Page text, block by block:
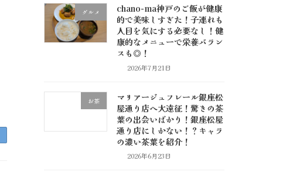
グルメ
chano-ma神戸のご飯が健康
的で美味しすぎた！子連れも
人目を気にする必要なし！健
康的なメニューで栄養バラン
スも◎！
2026年7月21日
お茶
マリアージュフレール銀座松
屋通り店へ大遠征！驚きの茶
葉の出会いばかり！銀座松屋
通り店にしかない！？キャラ
の濃い茶葉を紹介！
2026年6月23日